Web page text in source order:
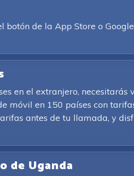
de la App Store o
en el extranjero,
móvil en 150 países con
antes de tu llamada, y
de Uganda